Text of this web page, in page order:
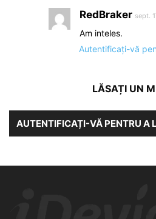
RedBraker sept.
Am inteles.
Autentificați-vă
LĂSAȚI UN
AUTENTIFICAȚI-VĂ PENTRU A